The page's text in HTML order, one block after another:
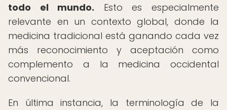
todo el mundo. Esto es especialmente
relevante en un contexto global, donde la
medicina tradicional está ganando cada vez
más reconocimiento y aceptación como
complemento a la medicina occidental
convencional.
En última instancia, la terminología de la